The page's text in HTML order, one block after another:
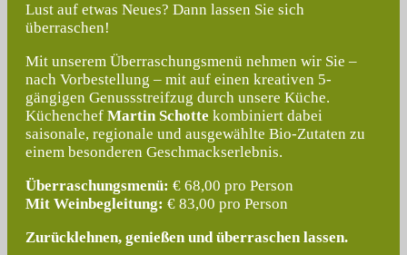
Lust auf etwas Neues? Dann lassen Sie sich
überraschen!
Mit unserem Überraschungsmenü nehmen wir Sie –
nach Vorbestellung – mit auf einen kreativen 5-
gängigen Genussstreifzug durch unsere Küche.
Küchenchef Martin Schotte kombiniert dabei
saisonale, regionale und ausgewählte Bio-Zutaten zu
einem besonderen Geschmackserlebnis.
Überraschungsmenü: € 68,00 pro Person
Mit Weinbegleitung: € 83,00 pro Person
Zurücklehnen, genießen und überraschen lassen.